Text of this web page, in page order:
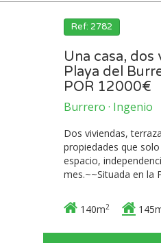
Ref: 2782
Una casa,
Playa del
POR 12000€
Burrero · Ingenio
Dos viviendas,
propiedades que
espacio,
mes.~~Situada en la
140m2